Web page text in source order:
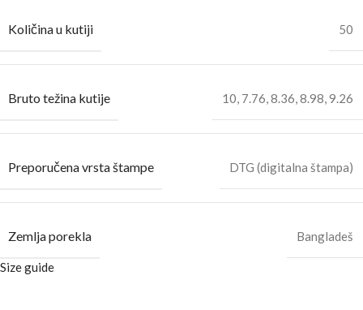
Količina u kutiji 50
Bruto težina kutije 10, 7.76,8.36,8.98,9.26
Preporučena vrsta štampe DTG (digitalna štampa)
Zemlja porekla Bangladeš
Size guide